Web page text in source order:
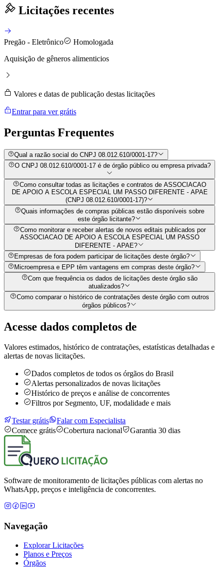
Licitações recentes
Pregão - Eletrônico
Homologada
Aquisição de gêneros alimenticios
Valores e datas de publicação destas licitações
Entrar para ver grátis
Perguntas Frequentes
Qual a razão social do CNPJ 08.012.610/0001-17?
O CNPJ 08.012.610/0001-17 é de órgão público ou empresa privada?
Como consultar todas as licitações e contratos de ASSOCIACAO
DE APOIO A ESCOLA ESPECIAL UM PASSO DIFERENTE - APAE
(CNPJ 08.012.610/0001-17)?
Quais informações de compras públicas estão disponíveis sobre
este órgão licitante?
Como monitorar e receber alertas de novos editais publicados por
ASSOCIACAO DE APOIO A ESCOLA ESPECIAL UM PASSO
DIFERENTE - APAE?
Empresas de fora podem participar de licitações deste órgão?
Microempresa e EPP têm vantagens em compras deste órgão?
Com que frequência os dados de licitações deste órgão são
atualizados?
Como comparar o histórico de contratações deste órgão com outros
órgãos públicos?
Acesse dados completos de
Valores estimados, histórico de contratações, estatísticas detalhadas e
alertas de novas licitações.
Dados completos de todos os órgãos do Brasil
Alertas personalizados de novas licitações
Histórico de preços e análise de concorrentes
Filtros por Segmento, UF, modalidade e mais
Testar grátis
Falar com Especialista
Comece grátis
Cobertura nacional Garantia 30 dias
Software de monitoramento de licitações públicas com alertas no
WhatsApp, preços e inteligência de concorrentes.
Navegação
Explorar Licitações
Planos e Preços
Órgãos